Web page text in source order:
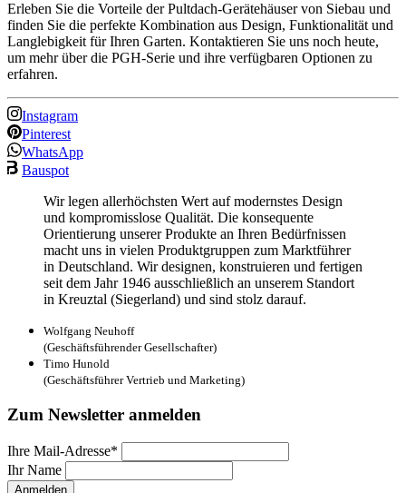
Erleben Sie die Vorteile der Pultdach-Gerätehäuser von Siebau und
finden Sie die perfekte Kombination aus Design, Funktionalität und
Langlebigkeit für Ihren Garten. Kontaktieren Sie uns noch heute,
um mehr über die PGH-Serie und ihre verfügbaren Optionen zu
erfahren.
Instagram
Pinterest
WhatsApp
Bauspot
Wir legen allerhöchsten Wert auf modernstes Design
und kompromisslose Qualität. Die konsequente
Orientierung unserer Produkte an Ihren Bedürfnissen
macht uns in vielen Produktgruppen zum Marktführer
in Deutschland. Wir designen, konstruieren und fertigen
seit dem Jahr 1946 ausschließlich an unserem Standort
in Kreuztal (Siegerland) und sind stolz darauf.
Wolfgang Neuhoff
(Geschäftsführender Gesellschafter)
Timo Hunold
(Geschäftsführer Vertrieb und Marketing)
Zum Newsletter anmelden
Ihre Mail-Adresse*
Ihr Name
Anmelden